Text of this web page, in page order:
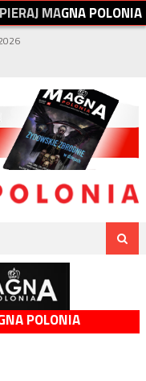
PIERAJMAGNAPOLONIA
POLONIA